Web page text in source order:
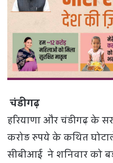
चंडीगढ़
हरियाणा और चंडीगढ़ के
करोड़ रुपये के कथित
सीबीआई ने शनिवार को